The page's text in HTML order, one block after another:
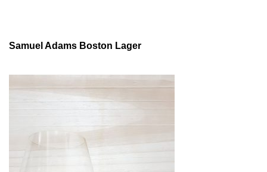
Samuel Adams Boston Lager